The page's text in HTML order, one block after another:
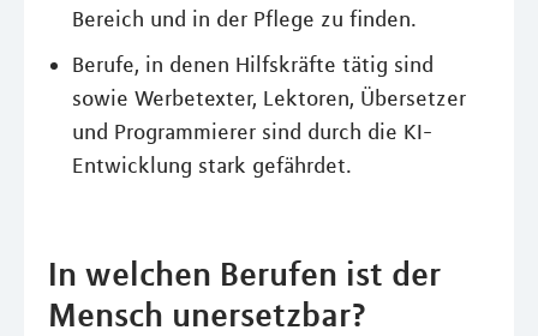
Bereich und in der Pflege zu finden.
Berufe, in denen Hilfskräfte tätig sind
sowie Werbetexter, Lektoren, Übersetzer
und Programmierer sind durch die KI-
Entwicklung stark gefährdet.
In welchen Berufen ist der
Mensch unersetzbar?